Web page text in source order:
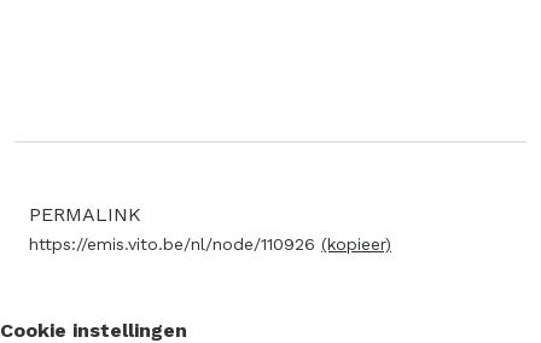
PERMALINK
https://emis.vito.be/nl/node/110926 (kopieer)
Cookie instellingen